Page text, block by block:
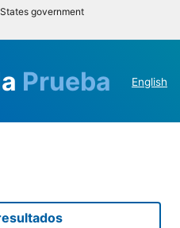
government
Prueba English